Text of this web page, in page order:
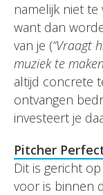
namelijk niet te
want dan
van je (“Vraagt
muziek te
altijd concrete
ontvangen
investeert je
Pitcher
Dit is gericht
voor is binnen